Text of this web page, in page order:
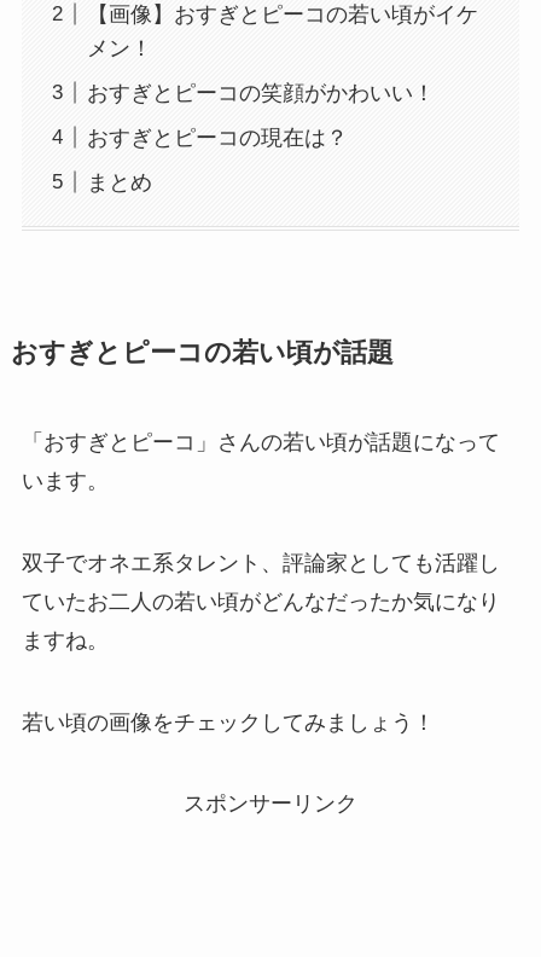
【画像】おすぎとピーコの若い頃がイケ
メン！
おすぎとピーコの笑顔がかわいい！
おすぎとピーコの現在は？
まとめ
おすぎとピーコの若い頃が話題
「おすぎとピーコ」さんの若い頃が話題になって
います。
双子でオネエ系タレント、評論家としても活躍し
ていたお二人の若い頃がどんなだったか気になり
ますね。
若い頃の画像をチェックしてみましょう！
スポンサーリンク